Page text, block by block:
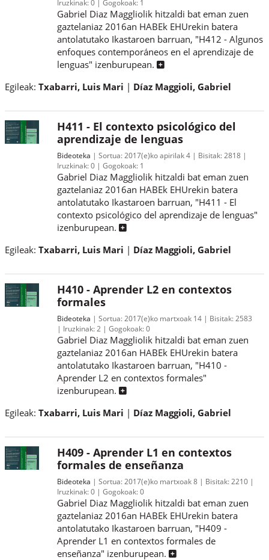
Iruzkinak:0 Gogokoak: 1
Gabriel Diaz Maggliolik hitzaldi bat eman zuen
gaztelaniaz 2016an HABEk EHUrekin batera
antolatutako Ikastaroen barruan, "H412 - Algunos
enfoques contemporáneos en el aprendizaje de
lenguas" izenburupean.
Egileak: Txabarri, Luis Mari Díaz Maggioli, Gabriel
H411 - El contexto psicológico del
aprendizaje de lenguas
Bideoteka Sortua: 2017(e)ko apirilak 4 Bisitak: 2818
Iruzkinak:0 Gogokoak: 1
Gabriel Diaz Maggliolik hitzaldi bat eman zuen
gaztelaniaz 2016an HABEk EHUrekin batera
antolatutako Ikastaroen barruan, "H411 - El
contexto psicológico del aprendizaje de lenguas"
izenburupean.
Egileak: Txabarri, Luis Mari Díaz Maggioli, Gabriel
H410 - Aprender L2 en contextos
formales
Bideoteka Sortua: 2017(e)ko martxoak 14 Bisitak: 2583
Iruzkinak: 2 Gogokoak:0
Gabriel Diaz Maggliolik hitzaldi bat eman zuen
gaztelaniaz 2016an HABEk EHUrekin batera
antolatutako Ikastaroen barruan, "H410 -
Aprender L2 en contextos formales"
izenburupean.
Egileak: Txabarri, Luis Mari Díaz Maggioli, Gabriel
H409 - Aprender L1 en contextos
formales de enseñanza
Bideoteka Sortua: 2017(e)ko martxoak 8 Bisitak: 2210
Iruzkinak:0 Gogokoak:0
Gabriel Diaz Maggliolik hitzaldi bat eman zuen
gaztelaniaz 2016an HABEk EHUrekin batera
antolatutako Ikastaroen barruan, "H409 -
Aprender L1 en contextos formales de
enseñanza" izenburupean.